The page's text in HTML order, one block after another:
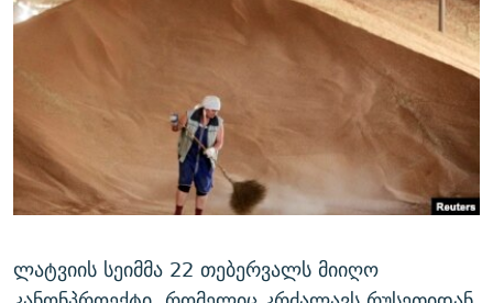
ᲛᲝᲚᲐᲞᲐᲠᲐᲙᲔ ᲢᲔᲥᲡᲢᲔᲑᲘ
ᲨᲘᲜ - ᲣᲪᲮᲝᲔᲗᲨᲘ
ᲚᲘᲢᲔᲠᲐᲢᲣᲠᲣᲚᲘ ᲬᲐᲮᲜᲐᲒᲔᲑᲘ
ᲐᲛᲔᲠᲘᲙᲣᲚᲘ ᲛᲝᲗᲮᲠᲝᲑᲐ
ᲘᲛᲞᲔᲠᲘᲐ ᲓᲐ ᲠᲐᲓᲘᲝ
ᲩᲔᲛᲘ ᲡᲘᲙᲕᲓᲘᲚᲘᲡ ᲛᲘᲖᲔᲖᲘᲐ COVID-19
11 ᲬᲔᲚᲘ - 11 ᲐᲛᲑᲐᲕᲘ
ᲡᲐᲞᲐᲠᲚᲐᲛᲔᲜᲢᲝ ᲐᲠᲩᲔᲕᲜᲔᲑᲘᲡ ᲘᲡᲢᲝᲠᲘᲐ
ᲑᲐᲕᲨᲕᲔᲑᲘ ᲞᲠᲝᲡᲢᲘᲢᲣᲪᲘᲐᲨᲘ - ᲐᲛᲝᲣᲗᲥᲛᲔᲚᲘ ᲐᲛᲑᲐᲕᲘ
5 ᲐᲛᲑᲐᲕᲘ - 20 ᲘᲕᲜᲘᲡᲡ ᲓᲐᲨᲐᲕᲔᲑᲣᲚᲔᲑᲘ
ᲐᲒᲕᲘᲡᲢᲝᲡ ᲝᲛᲘ
ПРИВЕТ ᲙᲣᲚᲢᲣᲠᲐ
ᲒᲐᲛᲝᲘᲬᲔᲠᲔ
რთე/რთ-ის ყველა საიტი
ლატვიის სეიმმა 22 თებერვალს მიიღო